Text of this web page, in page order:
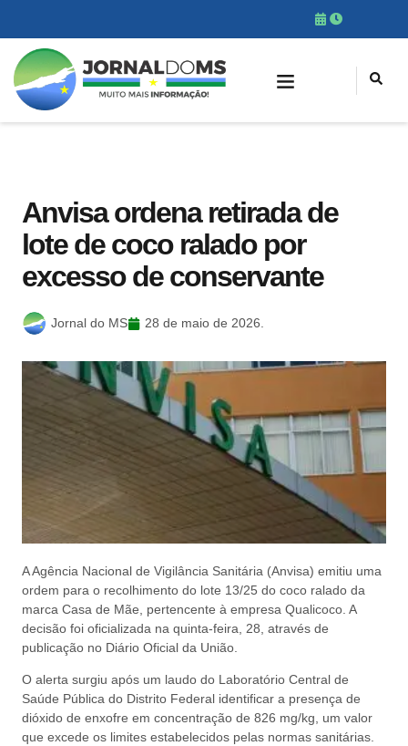
Anvisa ordena retirada de
lote de coco ralado por
excesso de conservante
Jornal do MS 28 de maio de 2026.
A Agência Nacional de Vigilância Sanitária (Anvisa) emitiu uma
ordem para o recolhimento do lote 13/25 do coco ralado da
marca Casa de Mãe, pertencente à empresa Qualicoco. A
decisão foi oficializada na quinta-feira, 28, através de
publicação no Diário Oficial da União.
O alerta surgiu após um laudo do Laboratório Central de
Saúde Pública do Distrito Federal identificar a presença de
dióxido de enxofre em concentração de 826 mg/kg, um valor
que excede os limites estabelecidos pelas normas sanitárias.